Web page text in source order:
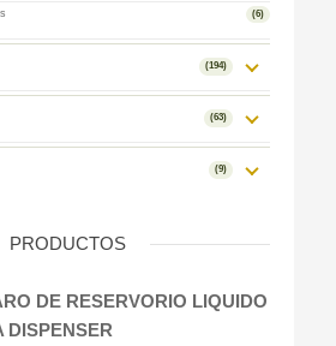
(6)
(194)
(63)
(9)
PRODUCTOS
DE RESERVORIO LIQUIDO
DISPENSER